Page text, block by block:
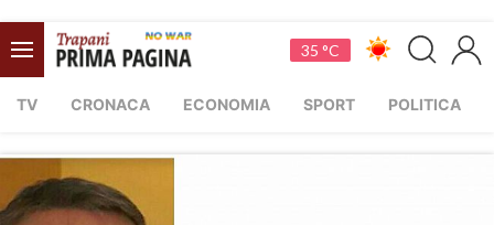
35 °C
TV CRONACA ECONOMIA SPORT POLITICA